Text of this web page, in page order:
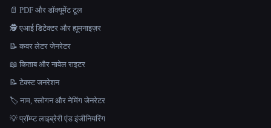
📄 PDF और डॉक्यूमेंट टूल
🕵️ एआई डिटेक्टर और ह्यूमनाइज़र
📝 कवर लेटर जेनरेटर
📖 किताब और नावेल राइटर
📝 टेक्स्ट जनरेशन
🏷️ नाम, स्लोगन और नेमिंग जेनरेटर
💡 प्रॉम्प्ट लाइब्रेरी एंड इंजीनियरिंग